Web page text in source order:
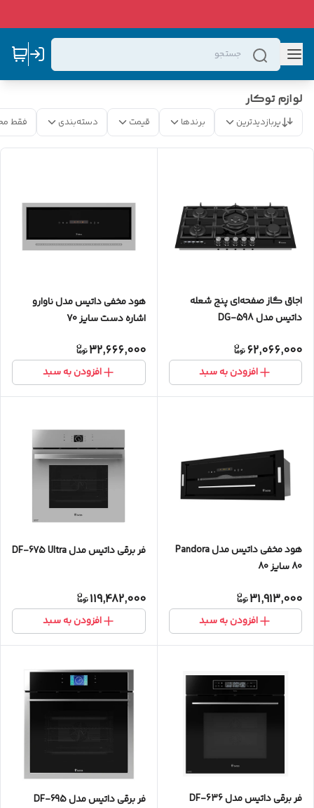
لوازم توکار
پربازدیدترین برندها قیمت دسته‌بندی فقط
اجاق گاز صفحه‌ای پنج شعله
داتیس مدل DG-598
62,066,000
افزودن به سبد
هود مخفی داتیس مدل ناوارو
اشاره دست سایز 70
32,666,000
افزودن به سبد
هود مخفی داتیس مدل Pandora
80 سایز 80
31,913,000
افزودن به سبد
فر برقی داتیس مدل DF-675 Ultra
119,482,000
افزودن به سبد
فر برقی داتیس مدل DF-636 فر برقی داتیس مدل DF-695